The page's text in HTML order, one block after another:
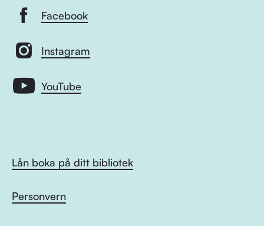
Facebook
Instagram
YouTube
Lån boka på ditt bibliotek
Personvern